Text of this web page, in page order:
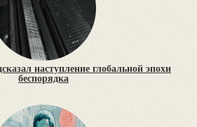
наступление глобальной эпохи
беспорядка